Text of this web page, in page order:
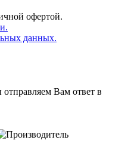
офертой.
данных.
Вам ответ в